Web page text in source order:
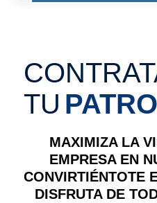
TU
MAXIMIZA LA
EMPRESA EN
CONVIRTIÉNTOTE
DISFRUTA DE